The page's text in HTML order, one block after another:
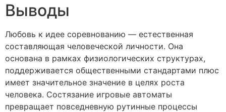
Выводы
Любовь к идее соревнованию — естественная
составляющая человеческой личности. Она
основана в рамках физиологических структурах,
поддерживается общественными стандартами плюс
имеет значительное значение в целях роста
человека. Состязание игровые автоматы
превращает повседневную рутинные процессы